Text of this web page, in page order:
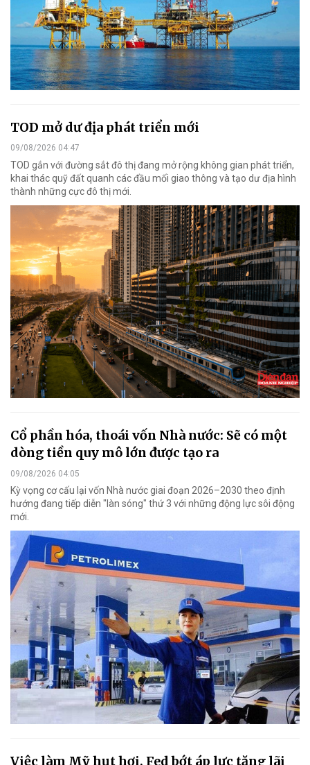
TOD mở dư địa phát triển mới
09/08/2026 04:47
TOD gắn với đường sắt đô thị đang mở rộng không gian phát triển,
khai thác quỹ đất quanh các đầu mối giao thông và tạo dư địa hình
thành những cực đô thị mới.
Cổ phần hóa, thoái vốn Nhà nước: Sẽ có một
dòng tiền quy mô lớn được tạo ra
09/08/2026 04:05
Kỳ vọng cơ cấu lại vốn Nhà nước giai đoạn 2026–2030 theo định
hướng đang tiếp diễn "làn sóng" thứ 3 với những động lực sôi động
mới.
Việc làm Mỹ hụt hơi, Fed bớt áp lực tăng lãi